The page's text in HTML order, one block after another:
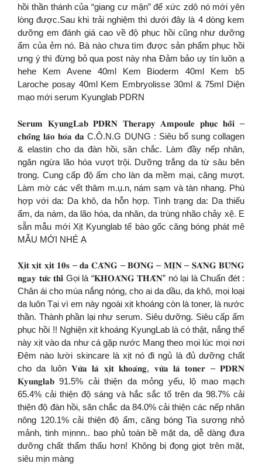
hồi thần thánh của “giang cư mận” để xức zdô nó mới yên
lòng được.Sau khi trải nghiệm thì dưới đây là 4 dòng kem
dưỡng em đánh giá cao về độ phục hồi cũng như dưỡng
ẩm của ẻm nó. Bà nào chưa tìm được sản phẩm phục hồi
ưng ý thì đừng bỏ qua post này nha Đảm bảo uy tín luôn ạ
hehe Kem Avene 40ml Kem Bioderm 40ml Kem b5
Laroche posay 40ml Kem Embryolisse 30ml & 75ml Diện
mạo mới serum Kyunglab PDRN
𝐒𝐞𝐫𝐮𝐦 𝐊𝐲𝐮𝐧𝐠𝐋𝐚𝐛 𝐏𝐃𝐑𝐍 𝐓𝐡𝐞𝐫𝐚𝐩𝐲 𝐀𝐦𝐩𝐨𝐮𝐥𝐞 𝐩𝐡𝐮̣𝐜 𝐡𝐨̂̀𝐢 –
𝐜𝐡𝐨̂́𝐧𝐠 𝐥𝐚̃𝐨 𝐡𝐨́𝐚 𝐝𝐚 C.Ô.N.G DỤNG : Siêu bổ sung collagen
& elastin cho da đàn hồi, săn chắc. Làm đầy nếp nhăn,
ngăn ngừa lão hóa vượt trội. Dưỡng trắng da từ sâu bên
trong. Cung cấp độ ẩm cho làn da mềm mại, căng mượt.
Làm mờ các vết thâm m.ụ.n, nám sạm và tàn nhang. Phù
hợp với da: Da khô, da hỗn hợp. Tình trạng da: Da thiếu
ẩm, da nám, da lão hóa, da nhăn, da trùng nhão chảy xệ. E
sẵn mẫu mới Xịt Kyunglab tế bào gốc căng bóng phát mê
MẪU MỚI NHÉ Ạ
𝐗𝐢̣𝐭 𝐱𝐢̣𝐭 𝐱𝐢̣𝐭 𝟏𝟎𝐬 – 𝐝𝐚 𝐂𝐀̆𝐍𝐆 – 𝐁𝐎́𝐍𝐆 – 𝐌𝐈̣𝐍 – 𝐒𝐀́𝐍𝐆 𝐁𝐔̛̀𝐍𝐆
𝐧𝐠𝐚𝐲 𝐭𝐮̛́𝐜 𝐭𝐡𝐢̀ Gọi là “𝐊𝐇𝐎𝐀́𝐍𝐆 𝐓𝐇𝐀̂̀𝐍” nó lại là Chuẩn đét :
Chân ái cho mùa nắng nóng, cho ai da dầu, da khô, mọi loại
da luôn Tại vì em này ngoài xịt khoáng còn là toner, là nước
thần. Thành phần lại như serum. Siêu dưỡng. Siêu cấp ẩm
phục hồi !! Nghiện xịt khoáng KyungLab là có thật, nắng thế
này xịt vào da như cá gặp nước Mang theo mọi lúc mọi nơi
Đêm nào lười skincare là xịt nó đi ngủ là đủ dưỡng chất
cho da luôn 𝐕𝐮̛̀𝐚 𝐥𝐚̀ 𝐱𝐢̣𝐭 𝐤𝐡𝐨𝐚́𝐧𝐠, 𝐯𝐮̛̀𝐚 𝐥𝐚̀ 𝐭𝐨𝐧𝐞𝐫 – 𝐏𝐃𝐑𝐍
𝐊𝐲𝐮𝐧𝐠𝐥𝐚𝐛 91.5% cải thiện da mỏng yếu, lộ mao mạch
65.4% cải thiện độ sáng và hắc sắc tố trên da 98.7% cải
thiện độ đàn hồi, săn chắc da 84.0% cải thiện các nếp nhăn
nông 120.1% cải thiện độ ẩm, căng bóng Tia sương nhỏ
mảnh, tinh mịnnn.. bao phủ toàn bề mặt da, dễ dàng đưa
dưỡng chất thẩm thấu hơn! Không bị đọng giọt trên mặt,
siêu mịn màng